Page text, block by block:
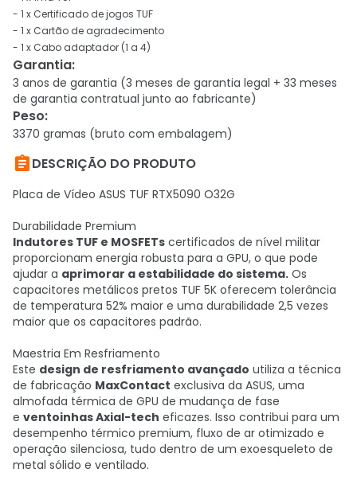
- 1 x Certificado de jogos TUF
- 1 x Cartão de agradecimento
- 1 x Cabo adaptador (1 a 4)
Garantia:
3 anos de garantia (3 meses de garantia legal + 33 meses
de garantia contratual junto ao fabricante)
Peso:
3370 gramas (bruto com embalagem)
DESCRIÇÃO DO PRODUTO
Placa de Vídeo ASUS TUF RTX5090 O32G
Durabilidade Premium
Indutores TUF e MOSFETs certificados de nível militar
proporcionam energia robusta para a GPU, o que pode
ajudar a aprimorar a estabilidade do sistema. Os
capacitores metálicos pretos TUF 5K oferecem tolerância
de temperatura 52% maior e uma durabilidade 2,5 vezes
maior que os capacitores padrão.
Maestria Em Resfriamento
Este design de resfriamento avançado utiliza a técnica
de fabricação MaxContact exclusiva da ASUS, uma
almofada térmica de GPU de mudança de fase
e ventoinhas Axial-tech eficazes. Isso contribui para um
desempenho térmico premium, fluxo de ar otimizado e
operação silenciosa, tudo dentro de um exoesqueleto de
metal sólido e ventilado.